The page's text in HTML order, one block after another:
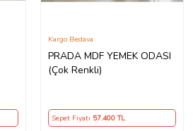
PRADA MDF YEMEK ODASI
(Çok Renkli)
Kargo Bedava
Sepet Fiyatı 57.400TL